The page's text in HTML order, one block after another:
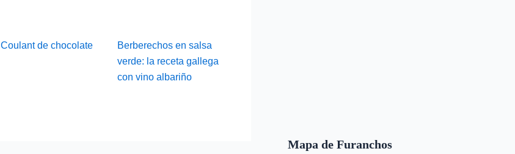
Coulant de chocolate
Berberechos en salsa
verde: la receta gallega
con vino albariño
Mapa de Furanchos